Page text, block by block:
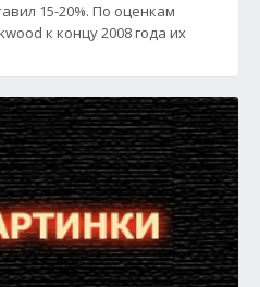
15-20%. По оценкам
к концу 2008 года их